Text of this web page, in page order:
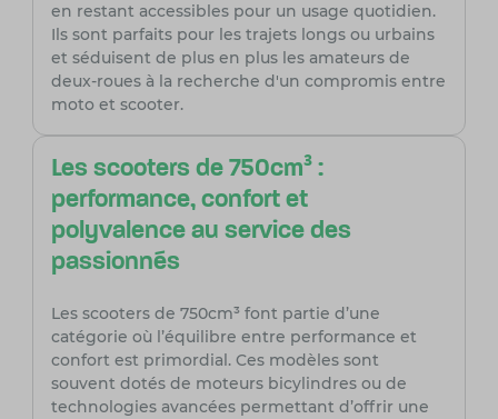
en restant accessibles pour un usage quotidien.
Ils sont parfaits pour les trajets longs ou urbains
et séduisent de plus en plus les amateurs de
deux-roues à la recherche d'un compromis entre
moto et scooter.
Les scooters de 750cm³ :
performance, confort et
polyvalence au service des
passionnés
Les scooters de 750cm³ font partie d’une
catégorie où l’équilibre entre performance et
confort est primordial. Ces modèles sont
souvent dotés de moteurs bicylindres ou de
technologies avancées permettant d’offrir une